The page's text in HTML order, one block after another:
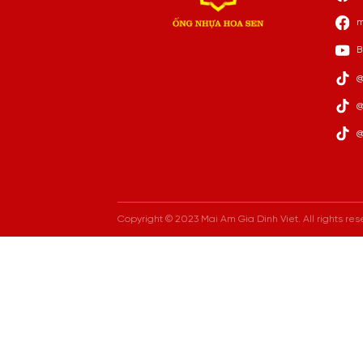
Copyright © 2023 Mai Am Gia Dinh Viet. All rights